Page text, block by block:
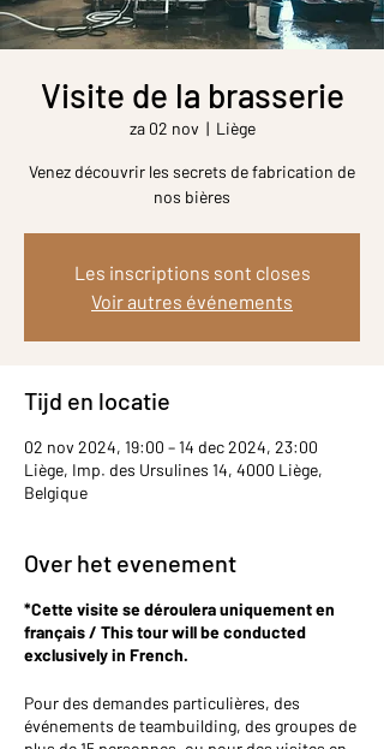
Visite de la brasserie
za 02 nov
  |
Liège
Venez découvrir les secrets de fabrication de
nos bières
Les inscriptions sont closes
Voir autres événements
Tijd en locatie
02 nov 2024, 19:00 – 14 dec 2024, 23:00
Liège, Imp. des Ursulines 14, 4000 Liège,
Belgique
Over het evenement
*Cette visite se déroulera uniquement en
français / This tour will be conducted
exclusively in French.
Pour des demandes particulières, des
événements de teambuilding, des groupes de